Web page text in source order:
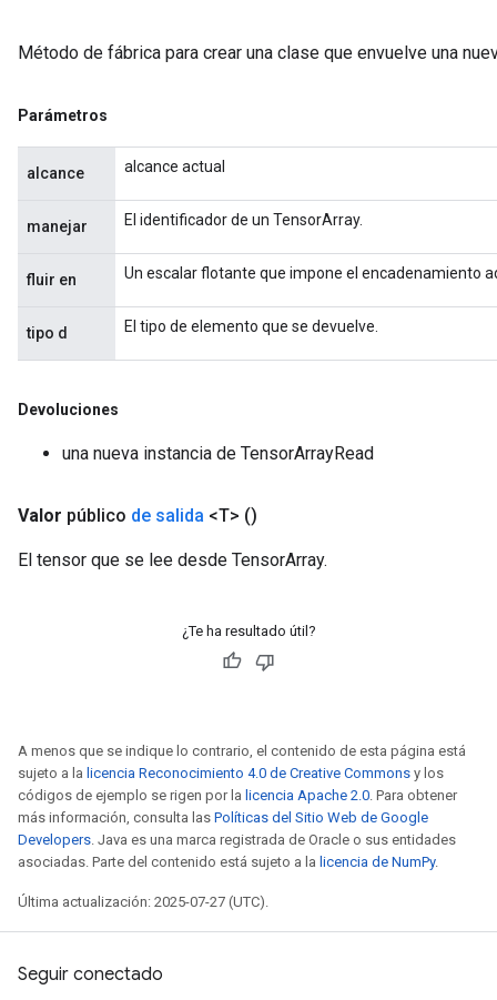
Método de fábrica para crear una clase que envuelve una
Parámetros
alcance alcance actual
manejar El identificador de un TensorArray.
fluir en Un escalar flotante que impone el encadenamiento
tipo d El tipo de elemento que se devuelve.
Devoluciones
una nueva instancia de TensorArrayRead
Valor público de salida <T> ()
El tensor que se lee desde TensorArray.
¿Te ha resultado útil?
A menos que se indique lo contrario, el contenido de esta página está
sujeto a la licencia Reconocimiento 4.0 de Creative Commons y los
códigos de ejemplo se rigen por la licencia Apache 2.0. Para obtener
más información, consulta las Políticas del Sitio Web de Google
Developers. Java es una marca registrada de Oracle o sus entidades
asociadas. Parte del contenido está sujeto a la licencia de NumPy.
Última actualización: 2025-07-27 (UTC).
Seguir conectado